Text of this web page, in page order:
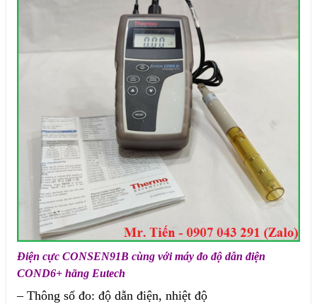
Điện cực CONSEN91B cùng với máy đo độ dẫn điện
COND6+ hãng Eutech
– Thông số đo: độ dẫn điện, nhiệt độ